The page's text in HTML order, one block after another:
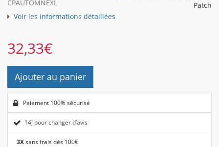
CPAUTOMNEXL
Voir les informations détaillées
32,33€
Ajouter au panier
Paiement 100% sécurisé
14j pour changer d’avis
3Xsans frais dès 100€